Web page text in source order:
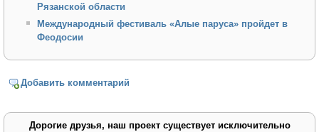
Рязанской области
Международный фестиваль «Алые паруса» пройдет в
Феодосии
Добавить комментарий
Дорогие друзья, наш проект существует исключительно